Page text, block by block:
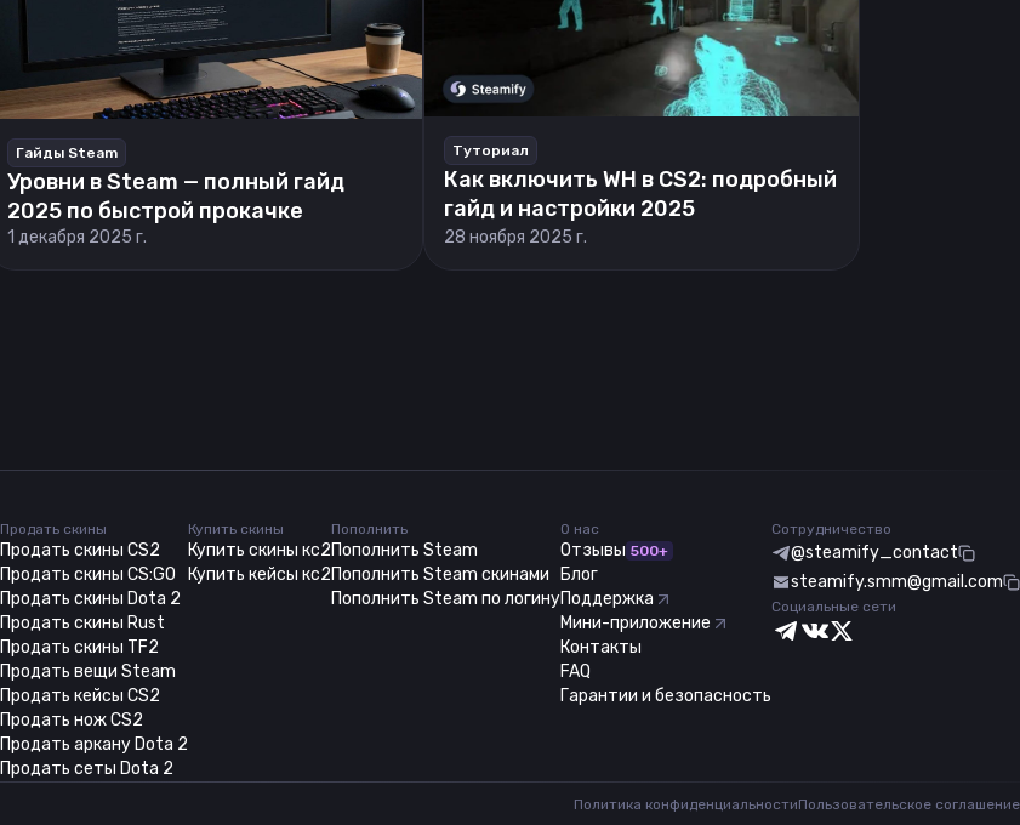
Гайды Steam
Уровни в Steam — полный гайд
2025 по быстрой прокачке
1 декабря 2025 г.
Туториал
Как включить WH в CS2: подробный
гайд и настройки 2025
28 ноября 2025 г.
Продать скины
Продать скины CS2
Продать скины CS:GO
Продать скины Dota 2
Продать скины Rust
Продать скины TF2
Продать вещи Steam
Продать кейсы CS2
Продать нож CS2
Продать аркану Dota 2
Продать сеты Dota 2
Купить скины
Купить скины кс2
Купить кейсы кс2
Пополнить
Пополнить Steam
Пополнить Steam скинами
Пополнить Steam по логину
О нас
Отзывы 500+
Блог
Поддержка
Мини-приложение
Контакты
FAQ
Гарантии и безопасность
Сотрудничество
@steamify_contact
steamify.smm@gmail.com
Социальные сети
Политика конфиденциальностиПользовательское соглашение